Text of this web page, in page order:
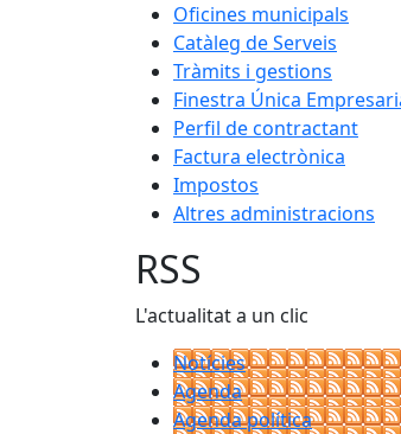
Oficines municipals
Catàleg de Serveis
Tràmits i gestions
Finestra Única
Perfil de contractant
Factura electrònica
Impostos
Altres administracions
RSS
L'actualitat a un clic
Notícies
Agenda
Agenda política